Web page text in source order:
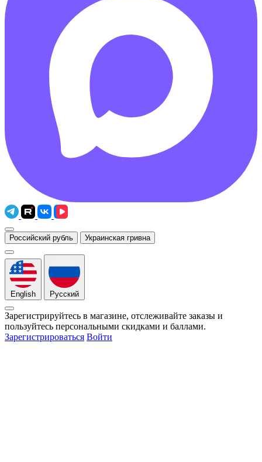
Российский рубль Украинская гривна
English Русский
Зарегистрируйтесь в магазине, отслеживайте заказы и
пользуйтесь персональными скидками и баллами.
Зарегистрироваться Войти